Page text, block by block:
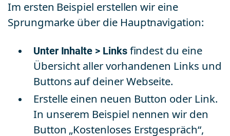
Im ersten Beispiel erstellen wir eine
Sprungmarke über die Hauptnavigation:
Unter Inhalte > Linksfindest du eine
Übersicht aller vorhandenen Links und
Buttons auf deiner Webseite.
Erstelle einen neuen Button oder Link.
In unserem Beispiel nennen wir den
Button „Kostenloses Erstgespräch“,